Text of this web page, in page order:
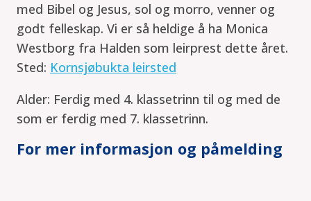
med Bibel og Jesus, sol og morro, venner og
godt felleskap. Vi er så heldige å ha Monica
Westborg fra Halden som leirprest dette året.
Sted: Kornsjøbukta leirsted
Alder: Ferdig med 4. klassetrinn til og med de
som er ferdig med 7. klassetrinn.
For mer informasjon og påmelding